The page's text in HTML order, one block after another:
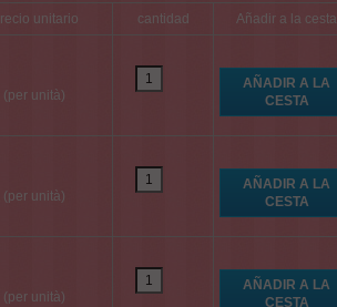
unitario cantidad Añadir a la cesta
(per unità)
(per unità)
(per unità)